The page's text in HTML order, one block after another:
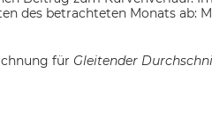
des betrachteten Monats ab:
für Gleitender